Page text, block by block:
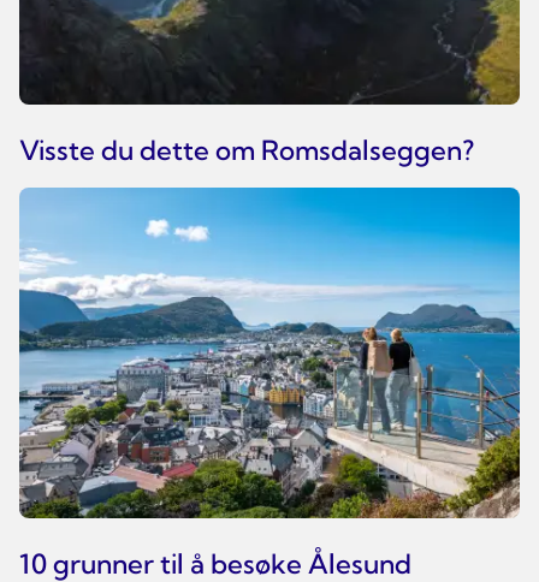
Visste du dette om Romsdalseggen?
10 grunner til å besøke Ålesund